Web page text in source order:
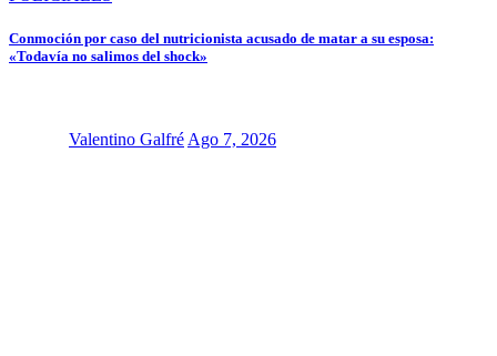
Conmoción por caso del nutricionista acusado de matar a su esposa:
«Todavía no salimos del shock»
Valentino Galfré Ago 7, 2026